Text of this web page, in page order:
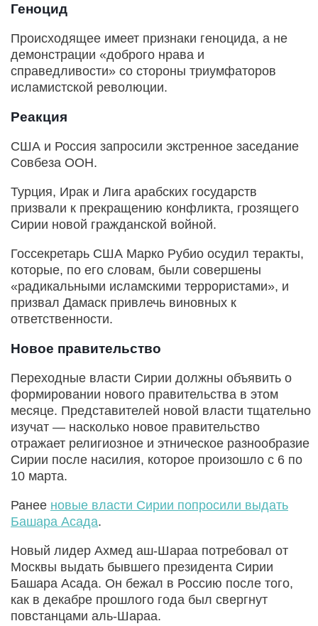
Геноцид
Происходящее имеет признаки геноцида, а не
демонстрации «доброго нрава и
справедливости» со стороны триумфаторов
исламистской революции.
Реакция
США и Россия запросили экстренное заседание
Совбеза ООН.
Турция, Ирак и Лига арабских государств
призвали к прекращению конфликта, грозящего
Сирии новой гражданской войной.
Госсекретарь США Марко Рубио осудил теракты,
которые, по его словам, были совершены
«радикальными исламскими террористами», и
призвал Дамаск привлечь виновных к
ответственности.
Новое правительство
Переходные власти Сирии должны объявить о
формировании нового правительства в этом
месяце. Представителей новой власти тщательно
изучат — насколько новое правительство
отражает религиозное и этническое разнообразие
Сирии после насилия, которое произошло с 6 по
10 марта.
Ранее новые власти Сирии попросили выдать
Башара Асада.
Новый лидер Ахмед аш-Шараа потребовал от
Москвы выдать бывшего президента Сирии
Башара Асада. Он бежал в Россию после того,
как в декабре прошлого года был свергнут
повстанцами аль-Шараа.